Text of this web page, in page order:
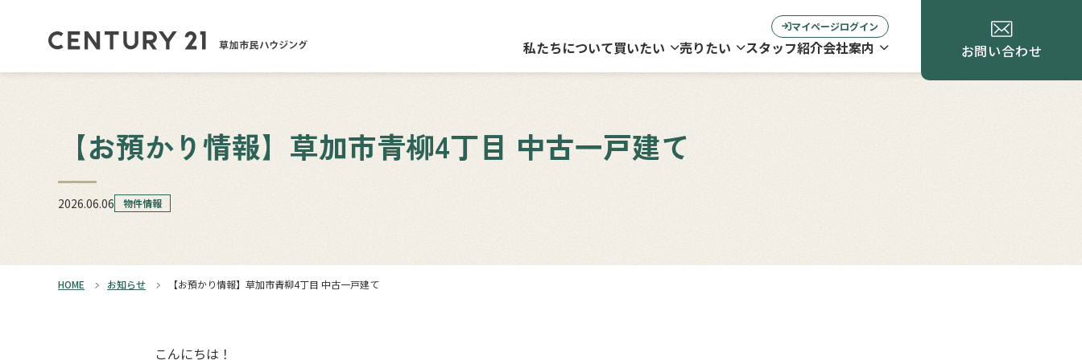
マイページログイン
私たちについて買いたい 売りたい スタッフ紹介会社案内 お問い合わせ
【お預かり情報】草加市青柳4丁目 中古一戸建て
2026.06.06 物件情報
HOME お知らせ 【お預かり情報】草加市青柳4丁目 中古一戸建て
こんにちは！